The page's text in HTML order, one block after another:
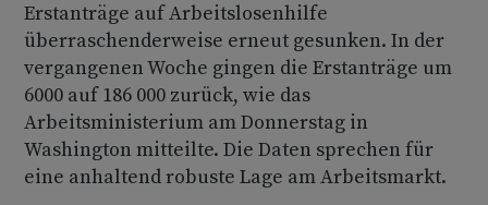
Erstanträge auf Arbeitslosenhilfe
überraschenderweise erneut gesunken. In der
vergangenen Woche gingen die Erstanträge um
6000 auf 186 000 zurück, wie das
Arbeitsministerium am Donnerstag in
Washington mitteilte. Die Daten sprechen für
eine anhaltend robuste Lage am Arbeitsmarkt.